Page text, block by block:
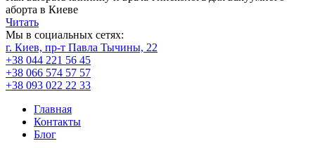
аборта в Киеве
Читать
Мы в социальных сетях:
г. Киев, пр-т Павла Тычины, 22
+38 044 221 56 45
+38 066 574 57 57
+38 093 022 22 33
Главная
Контакты
Блог